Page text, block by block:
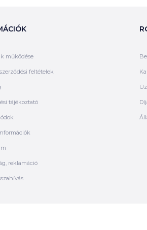
működése
feltételek
tájékoztató
reklamáció